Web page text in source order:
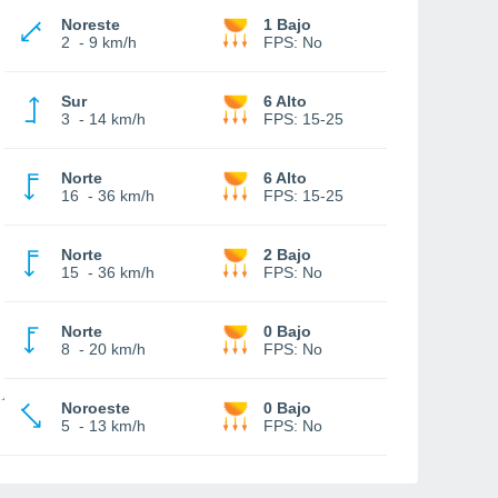
Noreste
2 - 9 km/h
1 Bajo
FPS: No
Sur
3 - 14 km/h
6 Alto
FPS: 15-25
Norte
16 - 36 km/h
6 Alto
FPS: 15-25
Norte
15 - 36 km/h
2 Bajo
FPS: No
Norte
8 - 20 km/h
0 Bajo
FPS: No
Noroeste
5 - 13 km/h
0 Bajo
FPS: No